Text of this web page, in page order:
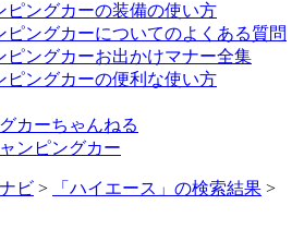
ピングカーの装備の使い方
ピングカーについてのよくある質問
ピングカーお出かけマナー全集
ピングカーの便利な使い方
カーちゃんねる
ンピングカー
ビ > 「ハイエース」の検索結果 >